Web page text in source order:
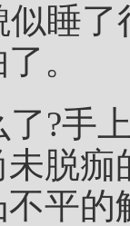
似睡
。
?手
未脱
平的